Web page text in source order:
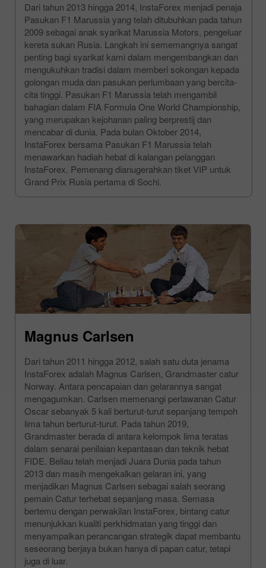
Dari tahun 2013 hingga 2014, InstaForex menjadi penaja
Pasukan F1 Marussia yang telah ditubuhkan pada tahun
2009 sebagai anak syarikat Marussia Motors, pengeluar
kereta sukan Rusia. Langkah ini sememangnya sangat
penting bagi syarikat kami dalam mengembangkan dan
mengukuhkan tradisi dalam memberi sokongan kepada
golongan muda dan pasukan perlumbaan yang bercita-
cita tinggi. Pasukan F1 Marussia telah mengambil
bahagian dalam FIA Formula One World Championship,
yang merupakan kejohanan paling berprestij dan
mencabar di dunia. Pada bulan Oktober 2014,
InstaForex bersama Pasukan F1 Marussia telah
menawarkan hadiah hebat di kalangan pelanggan
InstaForex. Pemenang dianugerahkan tiket VIP untuk
Grand Prix Rusia pertama di Sochi.
Magnus Carlsen
Dari tahun 2011 hingga 2012, salah satu duta jenama
InstaForex adalah Magnus Carlsen, Grandmaster catur
Norway. Antara pencapaian dan gelarannya sangat
mengagumkan. Carlsen memenangi perlawanan Catur
Oscar sebanyak 5 kali berturut-turut sepanjang tempoh
lima tahun berturut-turut. Pada tahun 2019,
Grandmaster berada di antara kelompok lima teratas
dalam senarai penilaian kepantasan dan teknik hebat
FIDE. Beliau telah menjadi Juara Dunia pada tahun
2013 dan masih mengekalkan gelaran ini, yang
menjadikan Magnus Carlsen sebagai salah seorang
pemain Catur terhebat sepanjang masa. Semasa
bertemu dengan perwakilan InstaForex, bintang catur
menunjukkan kualiti perkhidmatan yang tinggi dan
menyampaikan perancangan strategik dapat membantu
seseorang berjaya bukan hanya di papan catur, tetapi
juga di luar.